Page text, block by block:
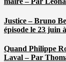
Justice – Bruno
épisode le 23 juin
Quand Philippe
Laval – Par